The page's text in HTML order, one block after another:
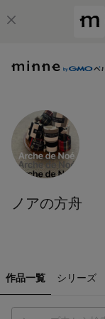
ノアの方舟
作品一覧 シリーズ